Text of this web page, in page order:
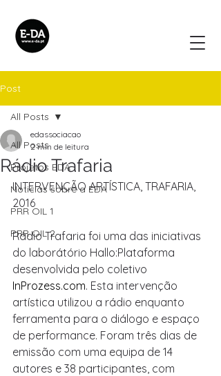
Post
All Posts
Projetos EDA
Noticias sobre a EDA
PRR OIL 1
PRR OIL 2
All Posts
Rádio Trafaria
edassociacao
2 min de leitura
INTERVENÇÃO ARTÍSTICA, TRAFARIA,
2016
Rádio Trafaria foi uma das iniciativas
do laborátório Hallo:Plataforma
desenvolvida pelo coletivo
InProzess.com. Esta intervenção
artística utilizou a rádio enquanto
ferramenta para o diálogo e espaço
de performance. Foram três dias de
emissão com uma equipa de 14
autores e 38 participantes, com